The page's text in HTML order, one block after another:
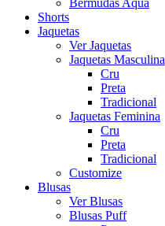
Bermudas Aqua
Shorts
Jaquetas
Ver Jaquetas
Jaquetas Masculina
Cru
Preta
Tradicional
Jaquetas Feminina
Cru
Preta
Tradicional
Customize
Blusas
Ver Blusas
Blusas Puff